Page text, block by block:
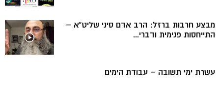
מבצע חרבות ברזל: הרב אדם סיני שליט”א –
התייחסות פנימית ודברי...
עשרת ימי תשובה – עבודת הימים